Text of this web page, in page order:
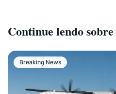
Continue lendo sobre
Breaking News